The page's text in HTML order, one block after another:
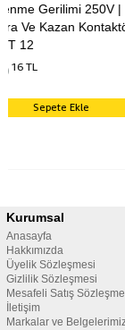
|
Paskara
15446
Kurumsal
Anasayfa
Hakkımızda
Üyelik Sözleşmesi
Gizlilik Sözleşmesi
Mesafeli Satış
İletişim
Markalar ve